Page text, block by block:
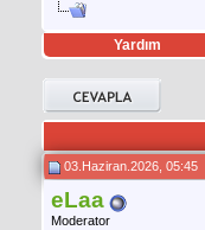
Yardım
hilesi
03.Haziran.2026, 05:45
eLaa
Moderator